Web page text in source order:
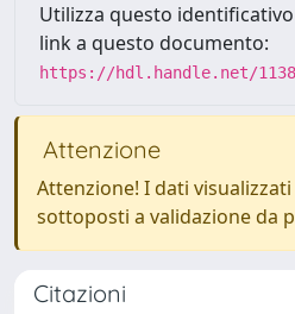
Utilizza questo
link a questo documento:
https://hdl.handle.net/
Attenzione
Attenzione! I dati
sottoposti a validazione da
Citazioni